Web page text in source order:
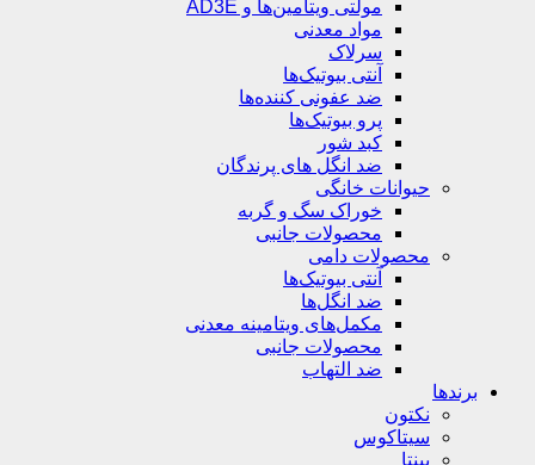
مولتی ویتامین‌ها و AD3E
مواد معدنی
سرلاک
آنتی بیوتیک‌ها
ضد عفونی کننده‌ها
پرو بیوتیک‌ها
کبد شور
ضد انگل های پرندگان
حیوانات خانگی
خوراک سگ و گربه
محصولات جانبی
محصولات دامی
آنتی بیوتیک‌ها
ضد انگل‌ها
مکمل‌های ویتامینه معدنی
محصولات جانبی
ضد التهاب
برندها
نکتون
سیتاکوس
پینتا